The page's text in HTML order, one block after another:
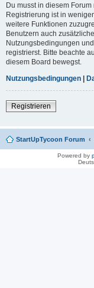
Du musst in diesem
Registrierung ist in
weitere Funktionen
Benutzern auch
Nutzungsbedingungen
registrierst. Bitte beachte
diesem Board bewegst.
Nutzungsbedingungen |
Registrieren
StartUpTycoon Forum
Powered by